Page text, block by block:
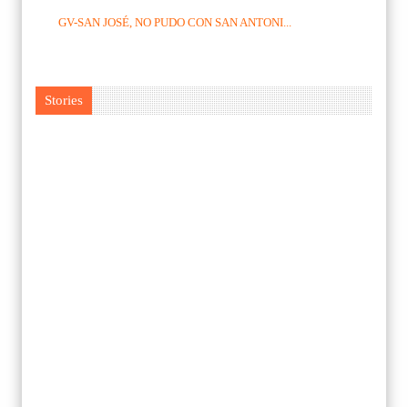
GV-SAN JOSÉ, NO PUDO CON SAN ANTONI...
Stories